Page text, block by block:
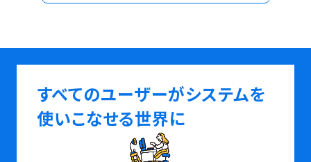
すべてのユーザーがシステムを
使いこなせる世界に